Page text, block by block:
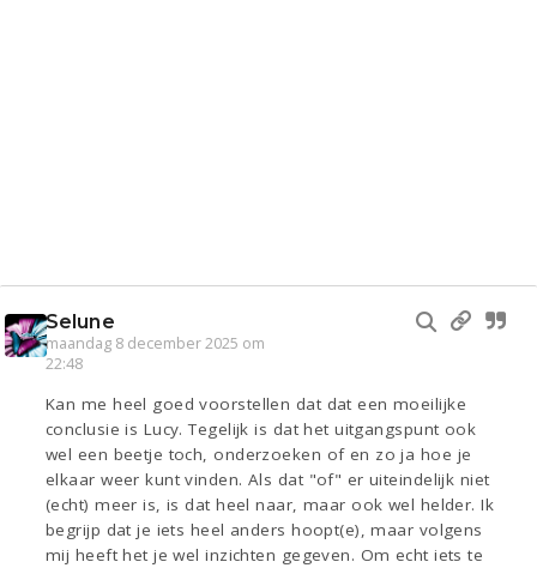
Selune
maandag 8 december 2025 om
22:48
Kan me heel goed voorstellen dat dat een moeilijke
conclusie is Lucy. Tegelijk is dat het uitgangspunt ook
wel een beetje toch, onderzoeken of en zo ja hoe je
elkaar weer kunt vinden. Als dat "of" er uiteindelijk niet
(echt) meer is, is dat heel naar, maar ook wel helder. Ik
begrijp dat je iets heel anders hoopt(e), maar volgens
mij heeft het je wel inzichten gegeven. Om echt iets te